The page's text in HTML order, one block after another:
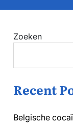
Zoeken
Recent
Belgische